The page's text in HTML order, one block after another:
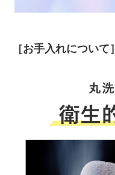
［お手入れについて］